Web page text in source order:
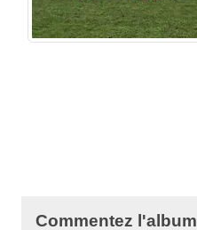
Commentez l'album